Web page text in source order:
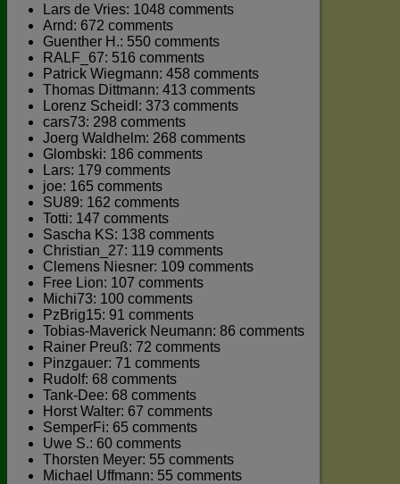
Lars de Vries: 1048 comments
Arnd: 672 comments
Guenther H.: 550 comments
RALF_67: 516 comments
Patrick Wiegmann: 458 comments
Thomas Dittmann: 413 comments
Lorenz Scheidl: 373 comments
cars73: 298 comments
Joerg Waldhelm: 268 comments
Glombski: 186 comments
Lars: 179 comments
joe: 165 comments
SU89: 162 comments
Totti: 147 comments
Sascha KS: 138 comments
Christian_27: 119 comments
Clemens Niesner: 109 comments
Free Lion: 107 comments
Michi73: 100 comments
PzBrig15: 91 comments
Tobias-Maverick Neumann: 86 comments
Rainer Preuß: 72 comments
Pinzgauer: 71 comments
Rudolf: 68 comments
Tank-Dee: 68 comments
Horst Walter: 67 comments
SemperFi: 65 comments
Uwe S.: 60 comments
Thorsten Meyer: 55 comments
Michael Uffmann: 55 comments